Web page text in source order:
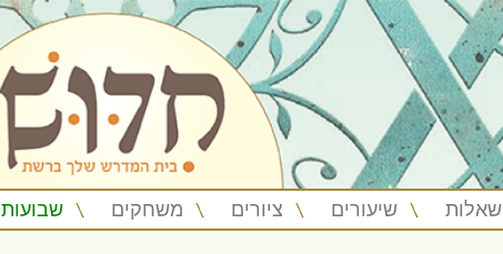
שאלות שיעורים ציורים משחקים שבועות